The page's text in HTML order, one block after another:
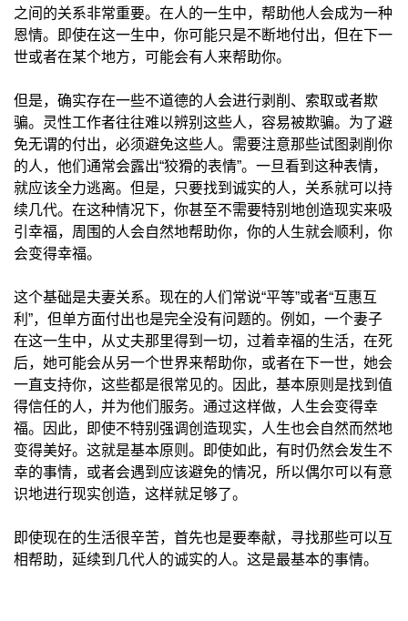
之间的关系非常重要。在人的一生中，帮助他人会成为一种
恩情。即使在这一生中，你可能只是不断地付出，但在下一
世或者在某个地方，可能会有人来帮助你。
但是，确实存在一些不道德的人会进行剥削、索取或者欺
骗。灵性工作者往往难以辨别这些人，容易被欺骗。为了避
免无谓的付出，必须避免这些人。需要注意那些试图剥削你
的人，他们通常会露出“狡猾的表情”。一旦看到这种表情，
就应该全力逃离。但是，只要找到诚实的人，关系就可以持
续几代。在这种情况下，你甚至不需要特别地创造现实来吸
引幸福，周围的人会自然地帮助你，你的人生就会顺利，你
会变得幸福。
这个基础是夫妻关系。现在的人们常说“平等”或者“互惠互
利”，但单方面付出也是完全没有问题的。例如，一个妻子
在这一生中，从丈夫那里得到一切，过着幸福的生活，在死
后，她可能会从另一个世界来帮助你，或者在下一世，她会
一直支持你，这些都是很常见的。因此，基本原则是找到值
得信任的人，并为他们服务。通过这样做，人生会变得幸
福。因此，即使不特别强调创造现实，人生也会自然而然地
变得美好。这就是基本原则。即使如此，有时仍然会发生不
幸的事情，或者会遇到应该避免的情况，所以偶尔可以有意
识地进行现实创造，这样就足够了。
即使现在的生活很辛苦，首先也是要奉献，寻找那些可以互
相帮助，延续到几代人的诚实的人。这是最基本的事情。